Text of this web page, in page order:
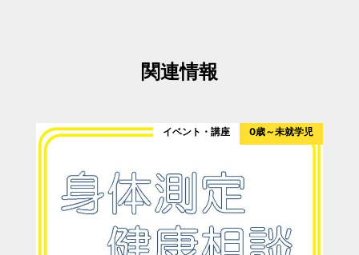
関連情報
イベント・講座 0歳～未就学児